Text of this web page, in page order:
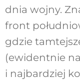
dnia wojny.
front
gdzie
(ewidentnie
i najbardziej